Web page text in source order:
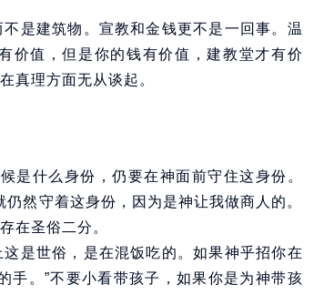
是建筑物。宣教和金钱更不是一回事。温
价值，但是你的钱有价值，建教堂才有价
真理方面无从谈起。
是什么身份，仍要在神面前守住这身份。
然守着这身份，因为是神让我做商人的。
在圣俗二分。
是世俗，是在混饭吃的。如果神乎招你在
手。”不要小看带孩子，如果你是为神带孩